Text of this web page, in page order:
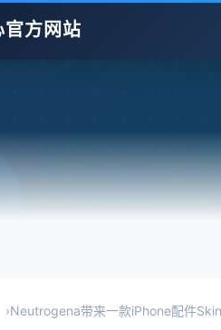
方网站
›Neutrogena带来一款iPhone配件